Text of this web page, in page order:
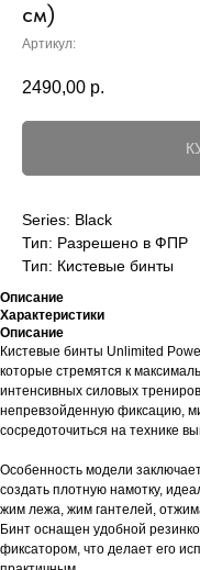
см)
Артикул:
2490,00 р.
Series: Black
Тип: Разрешено в ФПР
Тип: Кистевые бинты
Описание
Характеристики
Описание
Кистевые бинты Unlimited
которые стремятся к
интенсивных силовых
непревзойденную фиксацию,
сосредоточиться на технике
Особенность модели
создать плотную намотку,
жим лежа, жим гантелей,
Бинт оснащен удобной
фиксатором, что делает его